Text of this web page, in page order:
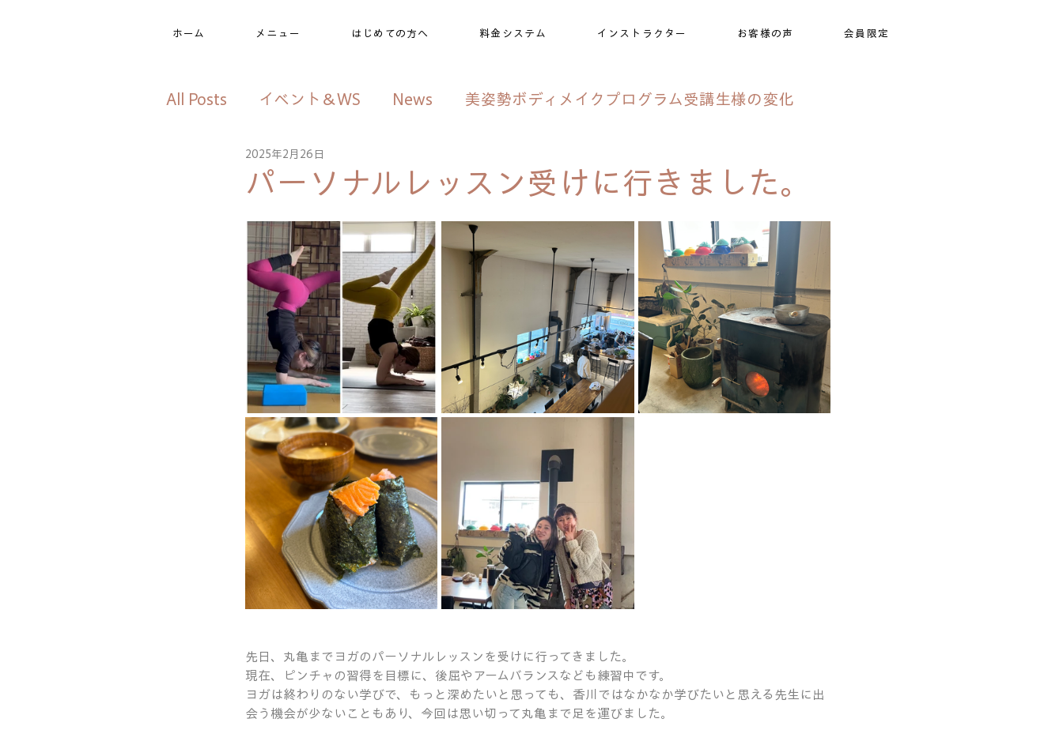
ホーム メニュー はじめての方へ 料金システム インストラクター お客様の声 会員限定
All Posts イベント＆WS News 美姿勢ボディメイクプログラム受講生様の変化
美姿勢プログラム
パーソナルレッスン受けに行きました。
2025年2月26日
先日、丸亀までヨガのパーソナルレッスンを受けに行ってきました。
現在、ピンチャの習得を目標に、後屈やアームバランスなども練習中です。
ヨガは終わりのない学びで、もっと深めたいと思っても、香川ではなかなか学びたいと思える先生に出
会う機会が少ないこともあり、今回は思い切って丸亀まで足を運びました。